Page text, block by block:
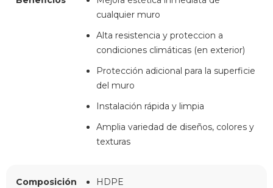
cualquier muro
Alta resistencia y proteccion a
condiciones climáticas (en exterior)
Protección adicional para la superficie
del muro
Instalación rápida y limpia
Amplia variedad de diseños, colores y
texturas
Composición
HDPE